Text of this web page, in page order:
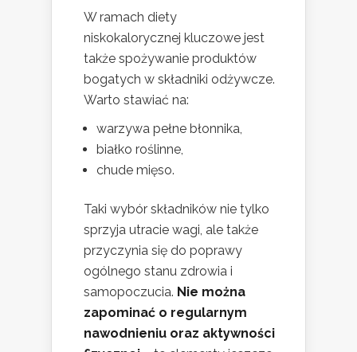
W ramach diety
niskokalorycznej kluczowe jest
także spożywanie produktów
bogatych w składniki odżywcze.
Warto stawiać na:
warzywa pełne błonnika,
białko roślinne,
chude mięso.
Taki wybór składników nie tylko
sprzyja utracie wagi, ale także
przyczynia się do poprawy
ogólnego stanu zdrowia i
samopoczucia. Nie można
zapominać o regularnym
nawodnieniu oraz aktywności